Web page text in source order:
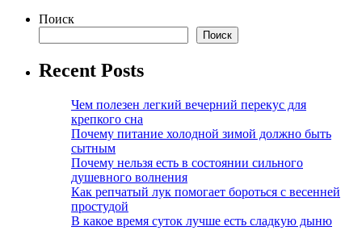
Поиск
Поиск
Recent Posts
Чем полезен легкий вечерний перекус для
крепкого сна
Почему питание холодной зимой должно быть
сытным
Почему нельзя есть в состоянии сильного
душевного волнения
Как репчатый лук помогает бороться с весенней
простудой
В какое время суток лучше есть сладкую дыню